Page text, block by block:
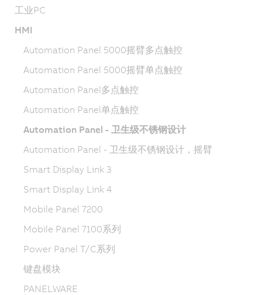
工业PC
HMI
Automation Panel 5000摇臂多点触控
Automation Panel 5000摇臂单点触控
Automation Panel多点触控
Automation Panel单点触控
Automation Panel - 卫生级不锈钢设计
Automation Panel - 卫生级不锈钢设计，摇臂
Smart Display Link 3
Smart Display Link 4
Mobile Panel 7200
Mobile Panel 7100系列
Power Panel T/C系列
键盘模块
PANELWARE